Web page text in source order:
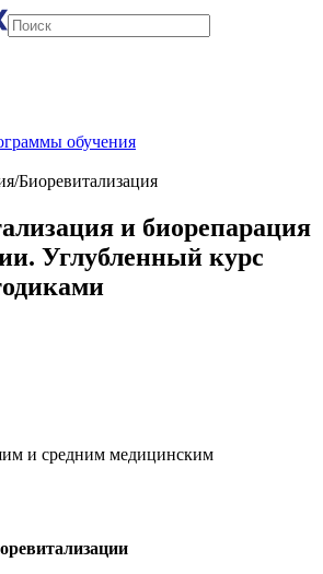
обучения
Биоревитализация
и биорепарация
Углубленный курс
и средним медицинским